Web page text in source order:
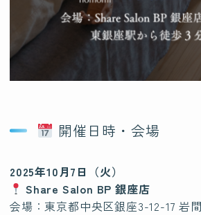
開催日時・会場
2025年10月7日（火）
Share Salon BP 銀座店
会場：東京都中央区銀座3-12-17 岩